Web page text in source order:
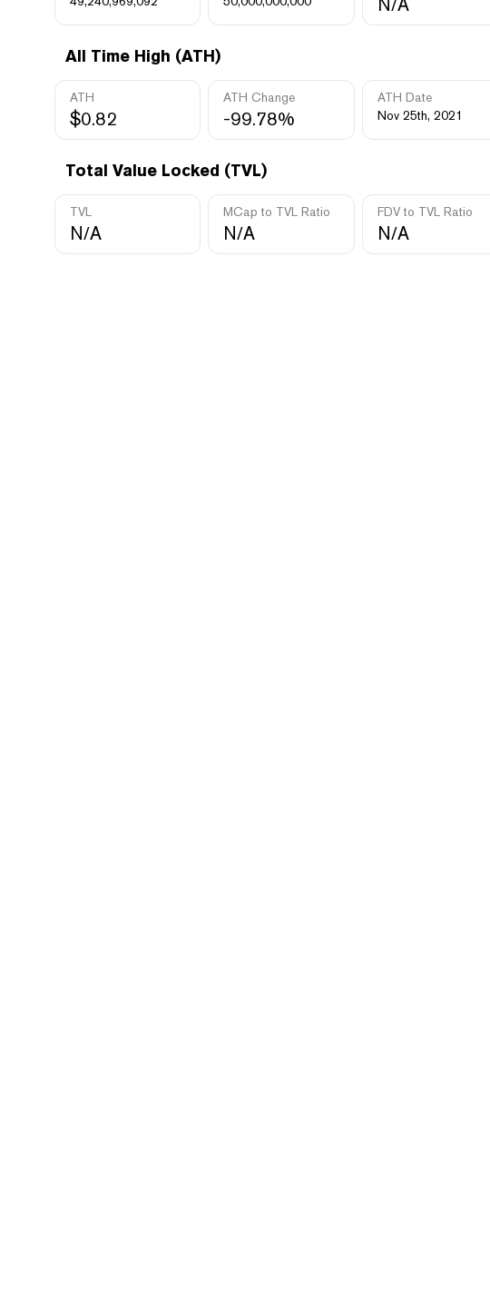
N/A
All Time High (ATH)
ATH
$0.82
ATH Change
-99.78%
ATH Date
Nov 25th, 2021
Total Value Locked (TVL)
TVL
N/A
MCap to TVL Ratio
N/A
FDV to TVL Ratio
N/A